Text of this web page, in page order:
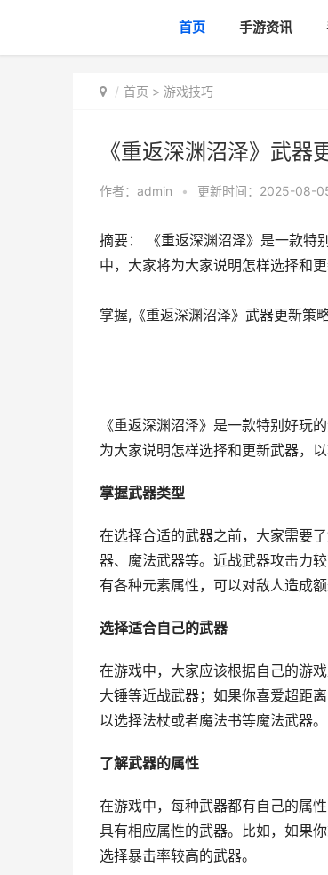
首页 手游资讯
首页 > 游戏技巧
《重返深渊沼泽》武器
作者： admin • 更新时间：2025-08-
摘要： 《重返深渊沼泽》是一款特
中，大家将为大家说明怎样选择和
掌握,《重返深渊沼泽》武器更新策
《重返深渊沼泽》是一款特别好玩
为大家说明怎样选择和更新武器，以
掌握武器类型
在选择合适的武器之前，大家需要
器、魔法武器等。近战武器攻击力
有各种元素属性，可以对敌人造成额
选择适合自己的武器
在游戏中，大家应该根据自己的游
大锤等近战武器；如果你喜爱超距
以选择法杖或者魔法书等魔法武器。
了解武器的属性
在游戏中，每种武器都有自己的属
具有相应属性的武器。比如，如果
选择暴击率较高的武器。